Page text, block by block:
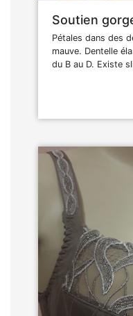
Soutien
Pétales dans des
mauve. Dentelle
du B au D. Existe